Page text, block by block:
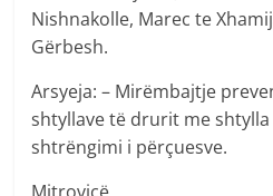
Nishnakolle, Marec te
Gërbesh.
Arsyeja: – Mirëmbajtje
shtyllave të drurit me
shtrëngimi i përçuesve.